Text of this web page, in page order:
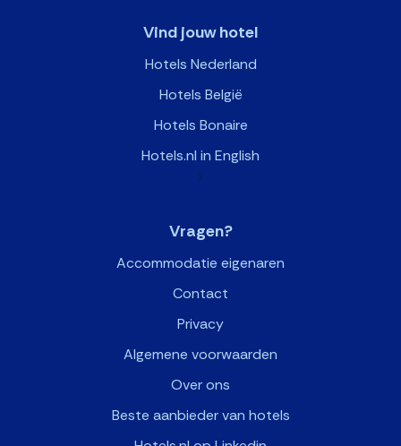
Vind jouw hotel
Hotels Nederland
Hotels België
Hotels Bonaire
Hotels.nl in English
>
Vragen?
Accommodatie eigenaren
Contact
Privacy
Algemene voorwaarden
Over ons
Beste aanbieder van hotels